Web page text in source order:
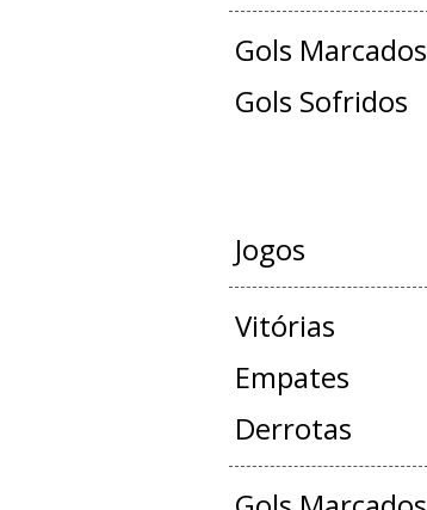
Gols Marcados
Gols Sofridos
Jogos
Vitórias
Empates
Derrotas